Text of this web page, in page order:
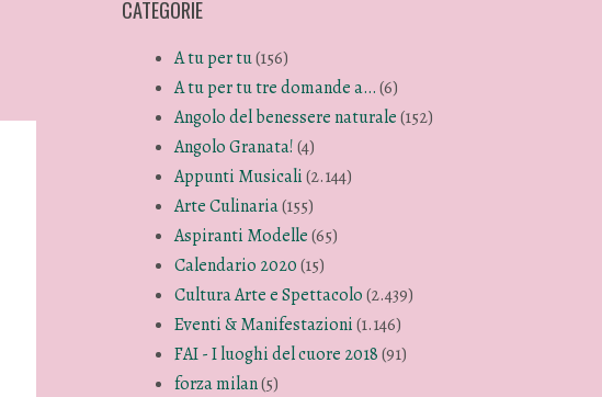
CATEGORIE
A tu per tu(156)
A tu per tu tre domande a…(6)
Angolo del benessere naturale(152)
Angolo Granata!(4)
Appunti Musicali(2.144)
Arte Culinaria(155)
Aspiranti Modelle(65)
Calendario 2020(15)
Cultura Arte e Spettacolo(2.439)
Eventi & Manifestazioni(1.146)
FAI - I luoghi del cuore 2018(91)
forza milan(5)